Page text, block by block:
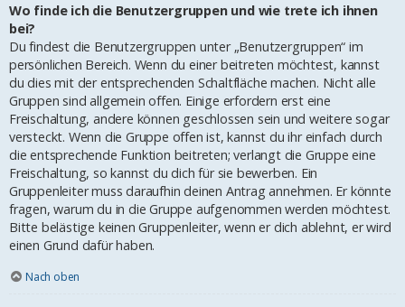
Wo finde ich die Benutzergruppen und wie trete ich ihnen
bei?
Du findest die Benutzergruppen unter „Benutzergruppen“ im
persönlichen Bereich. Wenn du einer beitreten möchtest, kannst
du dies mit der entsprechenden Schaltfläche machen. Nicht alle
Gruppen sind allgemein offen. Einige erfordern erst eine
Freischaltung, andere können geschlossen sein und weitere sogar
versteckt. Wenn die Gruppe offen ist, kannst du ihr einfach durch
die entsprechende Funktion beitreten; verlangt die Gruppe eine
Freischaltung, so kannst du dich für sie bewerben. Ein
Gruppenleiter muss daraufhin deinen Antrag annehmen. Er könnte
fragen, warum du in die Gruppe aufgenommen werden möchtest.
Bitte belästige keinen Gruppenleiter, wenn er dich ablehnt, er wird
einen Grund dafür haben.
Nach oben